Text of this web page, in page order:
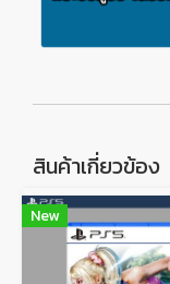
สินค้าเกี่ยวข้อง
New